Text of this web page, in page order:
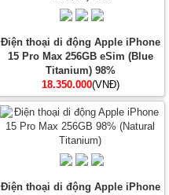
Điện thoại di động Apple iPhone
15 Pro Max 256GB eSim (Blue
Titanium) 98%
18.350.000(VNĐ)
Điện thoại di động Apple iPhone